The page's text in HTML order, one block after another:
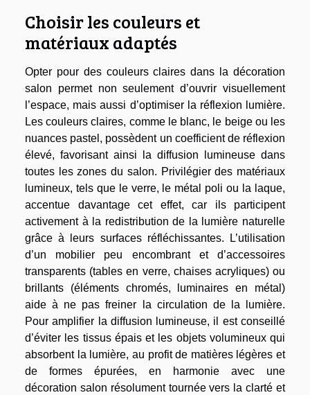
Choisir les couleurs et
matériaux adaptés
Opter pour des couleurs claires dans la décoration
salon permet non seulement d’ouvrir visuellement
l’espace, mais aussi d’optimiser la réflexion lumière.
Les couleurs claires, comme le blanc, le beige ou les
nuances pastel, possèdent un coefficient de réflexion
élevé, favorisant ainsi la diffusion lumineuse dans
toutes les zones du salon. Privilégier des matériaux
lumineux, tels que le verre, le métal poli ou la laque,
accentue davantage cet effet, car ils participent
activement à la redistribution de la lumière naturelle
grâce à leurs surfaces réfléchissantes. L’utilisation
d’un mobilier peu encombrant et d’accessoires
transparents (tables en verre, chaises acryliques) ou
brillants (éléments chromés, luminaires en métal)
aide à ne pas freiner la circulation de la lumière.
Pour amplifier la diffusion lumineuse, il est conseillé
d’éviter les tissus épais et les objets volumineux qui
absorbent la lumière, au profit de matières légères et
de formes épurées, en harmonie avec une
décoration salon résolument tournée vers la clarté et